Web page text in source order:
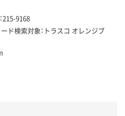
215-9168
ド検索対象：トラスコ オレンジブ